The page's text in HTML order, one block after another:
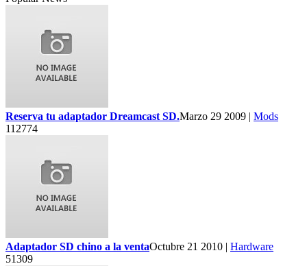
Reserva tu adaptador Dreamcast SD.Marzo 29 2009 | Mods
112774
Adaptador SD chino a la ventaOctubre 21 2010 | Hardware
51309